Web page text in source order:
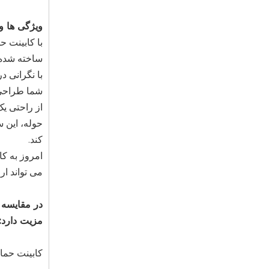
ویژگی ها
با کابینت
ساخته
با
شما
از راحتی
حوله،
کند.
امروز به
می تواند
در
مزیت
کابینت